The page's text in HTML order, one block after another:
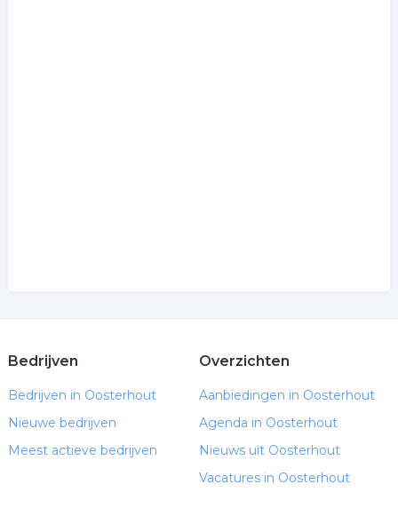
Bedrijven
Bedrijven in Oosterhout
Nieuwe bedrijven
Meest actieve bedrijven
Overzichten
Aanbiedingen in Oosterhout
Agenda in Oosterhout
Nieuws uit Oosterhout
Vacatures in Oosterhout